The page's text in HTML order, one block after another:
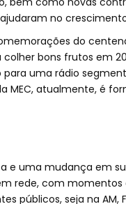
no
do
colher bons frutos em
uma rádio
MEC, atualmente, é
e uma mudança em
rede, com
públicos, seja na AM,